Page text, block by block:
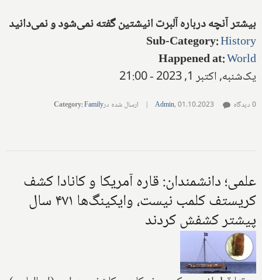
بیشتر آنچه درباره آلبرت انیشتین گفته نمی‌شود و نمی‌دانید
Sub-Category:History
Happened at:World
یک‌شنبه, اکتبر 1, 2023 - 21:00
Admin,01.10.2023
| ارسال شده در Category:Family 0 دیدگاه
علمی؛ دانشمندان: قاره آمریکا و کانادا کشف
کریستف کلمب نیست، وایکینگ‌ها ۴۷۱ سال
پیشتر کشفش کردند